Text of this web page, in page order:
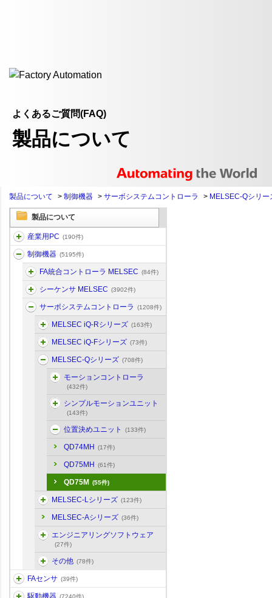
よくあるご質問(FAQ)
製品について
製品について > 制御機器 > サーボシステムコントローラ > MELSEC-Qシリー
製品について
産業用PC (190件)
制御機器 (5195件)
FA統合コントローラ MELSEC (84件)
シーケンサ MELSEC (3902件)
サーボシステムコントローラ (1208件)
MELSEC iQ-Rシリーズ (163件)
MELSEC iQ-Fシリーズ (73件)
MELSEC-Qシリーズ (708件)
モーションコントローラ
(432件)
シンプルモーションユニット
(143件)
位置決めユニット (133件)
QD74MH (17件)
QD75MH (61件)
QD75M (55件)
MELSEC-Lシリーズ (123件)
MELSEC-Aシリーズ (36件)
エンジニアリングソフトウェア
(27件)
その他 (78件)
FAセンサ (39件)
駆動機器 (7240件)